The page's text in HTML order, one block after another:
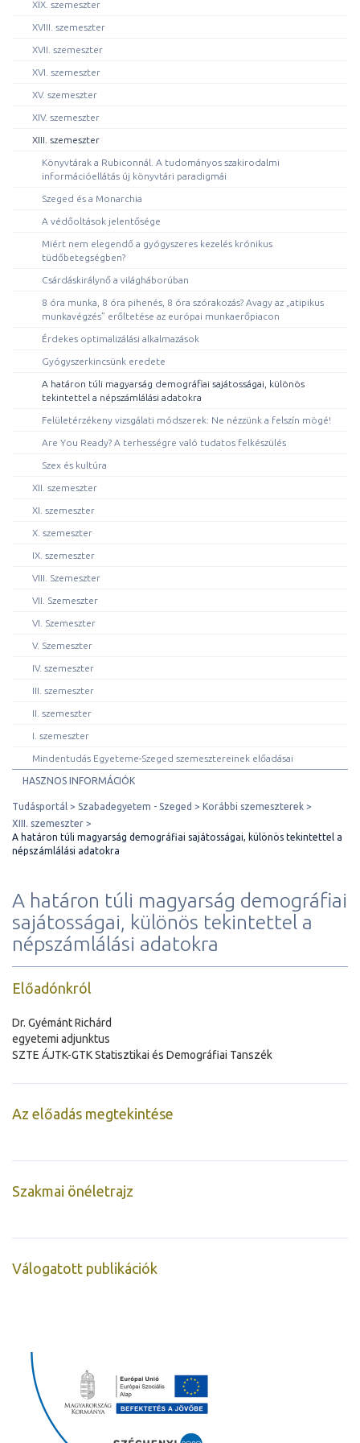
XIX. szemeszter
XVIII. szemeszter
XVII. szemeszter
XVI. szemeszter
XV. szemeszter
XIV. szemeszter
XIII. szemeszter
Könyvtárak a Rubiconnál. A tudományos szakirodalmi
információellátás új könyvtári paradigmái
Szeged és a Monarchia
A védőoltások jelentősége
Miért nem elegendő a gyógyszeres kezelés krónikus
tüdőbetegségben?
Csárdáskirálynő a világháborúban
8 óra munka, 8 óra pihenés, 8 óra szórakozás? Avagy az „atipikus
munkavégzés” erőltetése az európai munkaerőpiacon
Érdekes optimalizálási alkalmazások
Gyógyszerkincsünk eredete
A határon túli magyarság demográfiai sajátosságai, különös
tekintettel a népszámlálási adatokra
Felületérzékeny vizsgálati módszerek: Ne nézzünk a felszín mögé!
Are You Ready? A terhességre való tudatos felkészülés
Szex és kultúra
XII. szemeszter
XI. szemeszter
X. szemeszter
IX. szemeszter
VIII. Szemeszter
VII. Szemeszter
VI. Szemeszter
V. Szemeszter
IV. szemeszter
III. szemeszter
II. szemeszter
I. szemeszter
Mindentudás Egyeteme-Szeged szemesztereinek előadásai
HASZNOS INFORMÁCIÓK
Tudásportál Szabadegyetem - Szeged
Korábbi szemeszterek
XIII. szemeszter
A határon túli magyarság demográfiai sajátosságai, különös tekintettel a
népszámlálási adatokra
A határon túli magyarság demográfiai
sajátosságai, különös tekintettel a
népszámlálási adatokra
Előadónkról
Dr. Gyémánt Richárd
egyetemi adjunktus
SZTE ÁJTK-GTK Statisztikai és Demográfiai Tanszék
Az előadás megtekintése
Szakmai önéletrajz
Válogatott publikációk